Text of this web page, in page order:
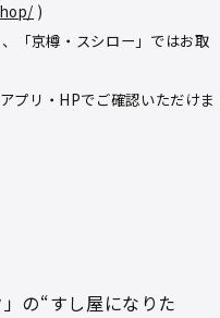
)
「京樽・スシロー」ではお取
プリ・HPでご確認いただけま
の“すし屋になりた